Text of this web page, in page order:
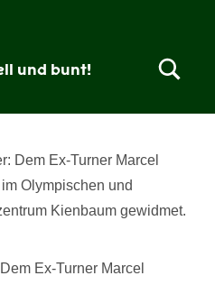
und bunt!
Ex-Turner Marcel